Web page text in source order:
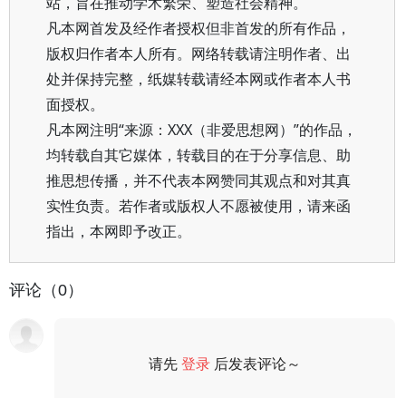
凡本网首发及经作者授权但非首发的所有作品，
版权归作者本人所有。网络转载请注明作者、出
处并保持完整，纸媒转载请经本网或作者本人书
面授权。
凡本网注明“来源：XXX（非爱思想网）”的作品，
均转载自其它媒体，转载目的在于分享信息、助
推思想传播，并不代表本网赞同其观点和对其真
实性负责。若作者或版权人不愿被使用，请来函
指出，本网即予改正。
评论（0）
请先登录 后发表评论～